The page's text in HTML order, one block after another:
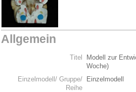
Allgemein
Titel
Modell zur
Woche)
Einzelmodell/ Gruppe/
Reihe
Einzelmodell